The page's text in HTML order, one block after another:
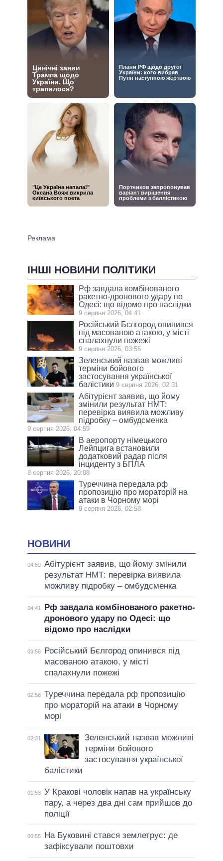
ІНШІ НОВИНИ ПОЛІТИКИ
Рф завдала комбінованого
ракетно-дронового удару по
Одесі: що відомо про наслідки
9 серпня 2026, 04:41
Російський Бєлгород опинився
під масованою атакою, у місті
спалахнули пожежі
9 серпня 2026, 03:56
Зеленський назвав можливі
терміни бойового
застосування української
балістики 9 серпня 2026, 02:31
Абітурієнт заявив, що йому
змінили результат НМТ:
перевірка виявила можливу
підробку – омбудсменка
9 серпня 2026, 04:59
В аеропорту німецького
Лейпцига встановили
додатковий радар після
інциденту з БПЛА
8 серпня 2026, 20:08
Туреччина передала рф
пропозицію про мораторій на
атаки в Чорному морі
9 серпня 2026, 02:58
НОВИНИ
04:59 Абітурієнт заявив, що йому змінили
результат НМТ: перевірка виявила
можливу підробку – омбудсменка
04:41
Рф завдала комбінованого ракетно-
дронового удару по Одесі: що
відомо про наслідки
03:56
Російський Бєлгород опинився під
масованою атакою, у місті
спалахнули пожежі
02:58 Туреччина передала рф пропозицію
про мораторій на атаки в Чорному
морі
02:31
Зеленський назвав можливі
терміни бойового
застосування української
балістики
01:53 У Кракові чоловік напав на українську
пару, а через два дні сам прийшов до
поліції
00:55
На Буковині стався землетрус: де
зафіксували поштовхи